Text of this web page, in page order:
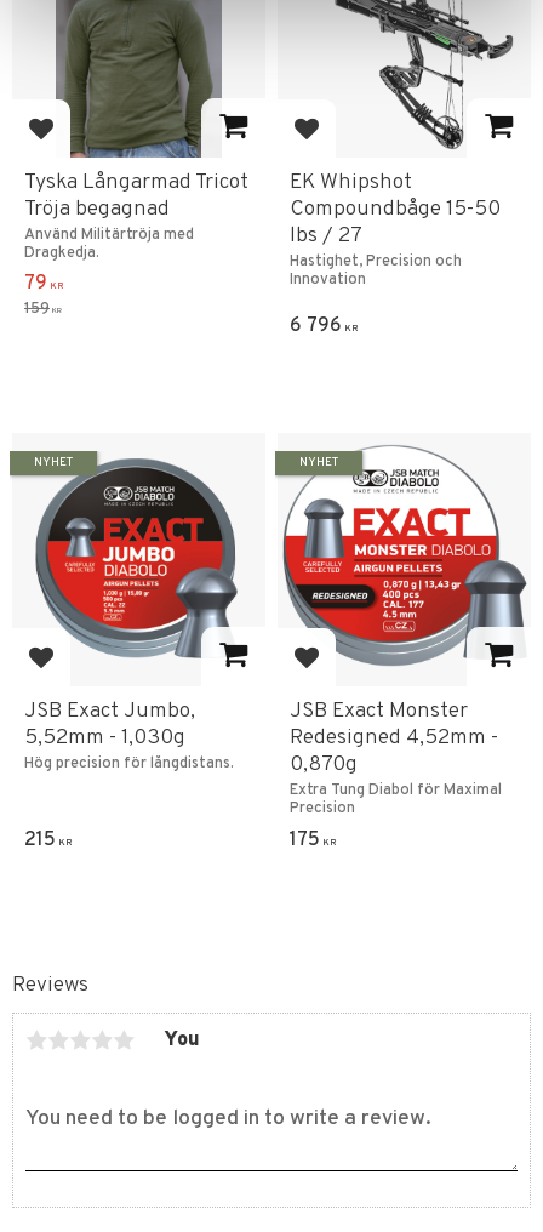
Reviews
You
Add to favorites
Tyska Långarmad Tricot
Tröja begagnad
Använd Militärtröja med
Dragkedja.
79 KR
159 KR
Add to favorites
EK Whipshot
Compoundbåge 15-50
lbs / 27
Hastighet, Precision och
Innovation
6 796 KR
Add to favorites
JSB Exact Jumbo,
5,52mm - 1,030g
Hög precision för långdistans.
215 KR
NYHET
Add to favorites
JSB Exact Monster
Redesigned 4,52mm -
0,870g
Extra Tung Diabol för Maximal
Precision
175 KR
NYHET